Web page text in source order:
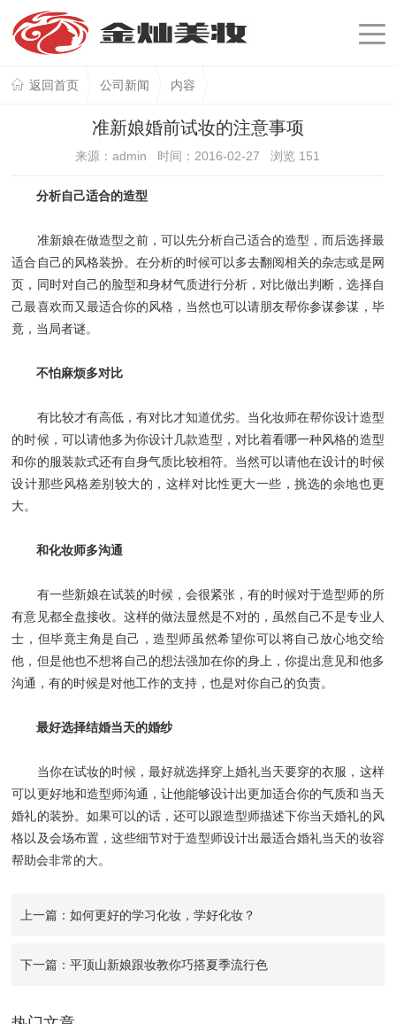
返回首页 公司新闻 内容
准新娘婚前试妆的注意事项
来源：admin 时间：2016-02-27 浏览 151
分析自己适合的造型
准新娘在做造型之前，可以先分析自己适合的造型，而后选择最
适合自己的风格装扮。在分析的时候可以多去翻阅相关的杂志或是网
页，同时对自己的脸型和身材气质进行分析，对比做出判断，选择自
己最喜欢而又最适合你的风格，当然也可以请朋友帮你参谋参谋，毕
竟，当局者谜。
不怕麻烦多对比
有比较才有高低，有对比才知道优劣。当化妆师在帮你设计造型
的时候，可以请他多为你设计几款造型，对比着看哪一种风格的造型
和你的服装款式还有自身气质比较相符。当然可以请他在设计的时候
设计那些风格差别较大的，这样对比性更大一些，挑选的余地也更
大。
和化妆师多沟通
有一些新娘在试装的时候，会很紧张，有的时候对于造型师的所
有意见都全盘接收。这样的做法显然是不对的，虽然自己不是专业人
士，但毕竟主角是自己，造型师虽然希望你可以将自己放心地交给
他，但是他也不想将自己的想法强加在你的身上，你提出意见和他多
沟通，有的时候是对他工作的支持，也是对你自己的负责。
最好选择结婚当天的婚纱
当你在试妆的时候，最好就选择穿上婚礼当天要穿的衣服，这样
可以更好地和造型师沟通，让他能够设计出更加适合你的气质和当天
婚礼的装扮。如果可以的话，还可以跟造型师描述下你当天婚礼的风
格以及会场布置，这些细节对于造型师设计出最适合婚礼当天的妆容
帮助会非常的大。
上一篇：如何更好的学习化妆，学好化妆？
下一篇：平顶山新娘跟妆教你巧搭夏季流行色